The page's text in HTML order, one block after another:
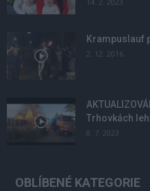
Krampuslauf
2. 12. 2016
Trhovkách
8. 7. 2023
OBLÍBENÉ KATEGORIE